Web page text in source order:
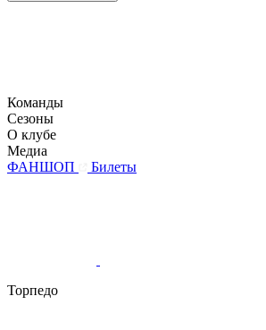
Команды
Сезоны
О клубе
Медиа
ФАНШОП
Билеты
Торпедо